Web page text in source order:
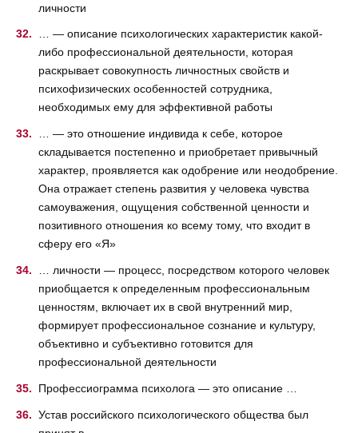
личности
… — описание психологических характеристик какой-
либо профессиональной деятельности, которая
раскрывает совокупность личностных свойств и
психофизических особенностей сотрудника,
необходимых ему для эффективной работы
… — это отношение индивида к себе, которое
складывается постепенно и приобретает привычный
характер, проявляется как одобрение или неодобрение.
Она отражает степень развития у человека чувства
самоуважения, ощущения собственной ценности и
позитивного отношения ко всему тому, что входит в
сферу его «Я»
… личности — процесс, посредством которого человек
приобщается к определенным профессиональным
ценностям, включает их в свой внутренний мир,
формирует профессиональное сознание и культуру,
объективно и субъективно готовится для
профессиональной деятельности
Профессиограмма психолога — это описание …
Устав российского психологического общества был